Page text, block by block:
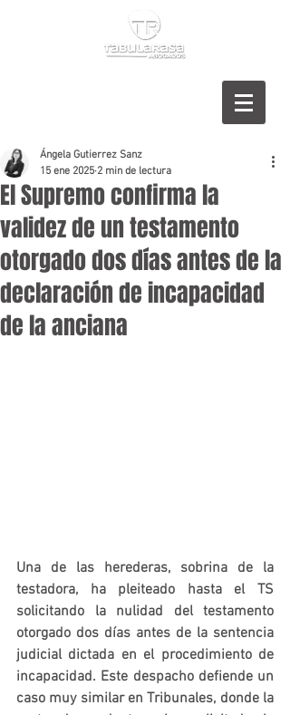
El Supremo confirma la
validez de un testamento
otorgado dos días antes de la
declaración de incapacidad
de la anciana
Ángela Gutierrez Sanz
15 ene 2025 2 min de lectura
Una de las herederas, sobrina de la
testadora, ha pleiteado hasta el TS
solicitando la nulidad del testamento
otorgado dos días antes de la sentencia
judicial dictada en el procedimiento de
incapacidad. Este despacho defiende un
caso muy similar en Tribunales, donde la